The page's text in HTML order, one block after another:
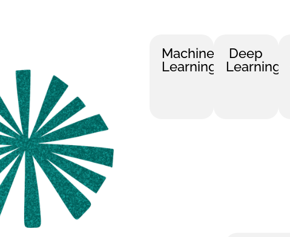
Machine
Learning
Deep
Learning